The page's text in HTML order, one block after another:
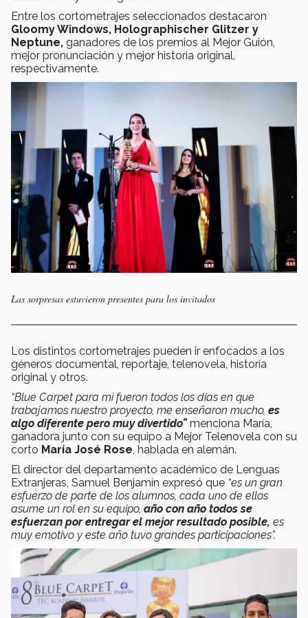
Entre los cortometrajes seleccionados destacaron
Gloomy Windows, Holographischer Glitzer y
Neptune, ganadores de los premios al Mejor Guión,
mejor pronunciación y mejor historia original,
respectivamente.
Las sorpresas estuvieron presentes para los invitados
Los distintos cortometrajes pueden ir enfocados a los
géneros documental, reportaje, telenovela, historia
original y otros.
“Blue Carpet para mi fueron todos los días en que
trabajamos nuestro proyecto, me enseñaron mucho, es
algo diferente pero muy divertido” menciona María,
ganadora junto con su equipo a Mejor Telenovela con su
corto María José Rose, hablada en alemán.
El director del departamento académico de Lenguas
Extranjeras, Samuel Benjamín expresó que “es un gran
esfuerzo de parte de los alumnos, cada uno de ellos
asume un rol en su equipo, año con año todos se
esfuerzan por entregar el mejor resultado posible, es
muy emotivo y este año tuvo grandes participaciones”.